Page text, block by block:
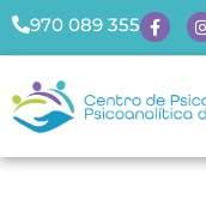
970 089 355